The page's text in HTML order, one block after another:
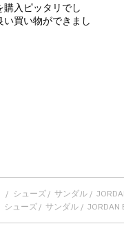
シューズ サンダル
シューズ サンダル JORDAN